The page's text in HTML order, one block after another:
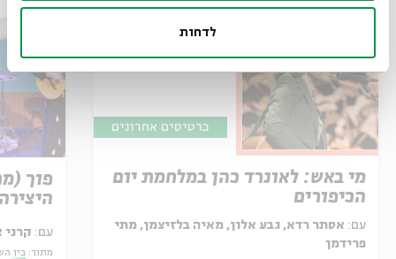
לדחות
כרטיסים אחרונים
מי באש: לאונרד כהן במלחמת יום
הכיפורים
עם: אסתר רדא, גבע אלון, מאיה בלזיצמן, מתי
פרידמן
פוך
עם: קרני
מתוך: בין